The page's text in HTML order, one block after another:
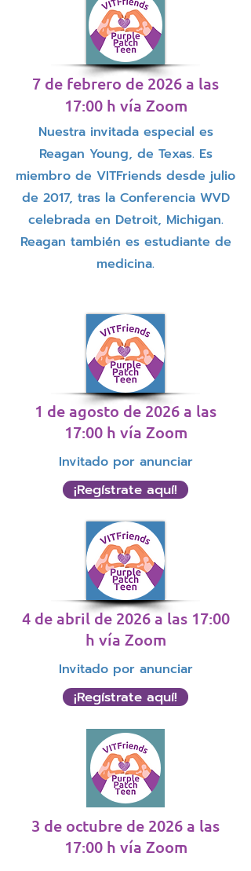
7 de febrero de 2026 a las
17:00 h vía Zoom
Nuestra invitada especial es
Reagan Young, de Texas. Es
miembro de VITFriends desde julio
de 2017, tras la Conferencia WVD
celebrada en Detroit, Michigan.
Reagan también es estudiante de
medicina.
1 de agosto de 2026 a las
17:00 h vía Zoom
Invitado por anunciar
¡Regístrate aquí!
4 de abril de 2026 a las 17:00
h vía Zoom
Invitado por anunciar
¡Regístrate aquí!
3 de octubre de 2026 a las
17:00 h vía Zoom